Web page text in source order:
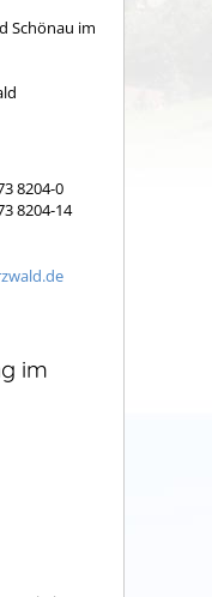
Schönau im
8204-0
8204-14
im